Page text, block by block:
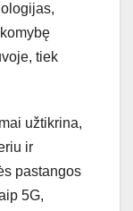
tiek
užtikrina,
ir
pastangos
5G,